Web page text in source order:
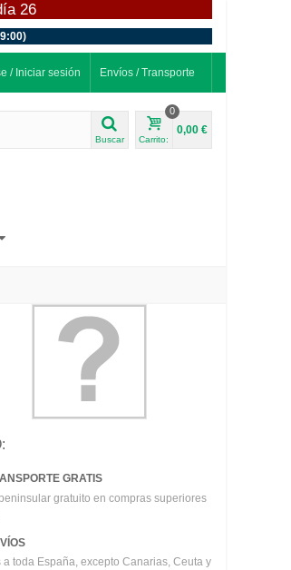
26
Envíos / Transporte
/ Iniciar sesión
Buscar Carrito:
0
0,00 €
GRATIS
gratuito en compras superiores
a toda España, excepto Canarias, Ceuta y